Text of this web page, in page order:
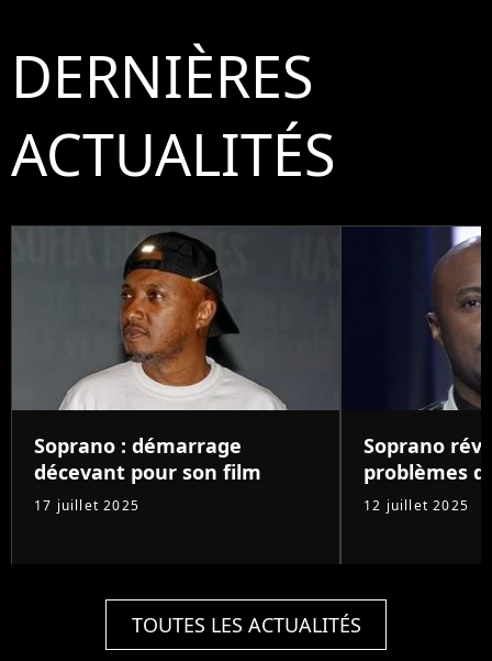
DERNIÈRES
ACTUALITÉS
Soprano : démarrage
décevant pour son film
17 juillet 2025
Soprano
problèmes
12 juillet 2025
TOUTES LES ACTUALITÉS